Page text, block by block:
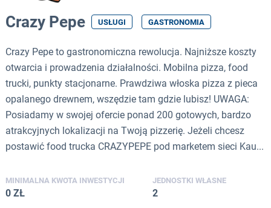
Crazy Pepe USŁUGI GASTRONOMIA
Crazy Pepe to gastronomiczna rewolucja. Najniższe koszty
otwarcia i prowadzenia działalności. Mobilna pizza, food
trucki, punkty stacjonarne. Prawdziwa włoska pizza z pieca
opalanego drewnem, wszędzie tam gdzie lubisz! UWAGA:
Posiadamy w swojej ofercie ponad 200 gotowych, bardzo
atrakcyjnych lokalizacji na Twoją pizzerię. Jeżeli chcesz
postawić food trucka CRAZYPEPE pod marketem sieci Kau...
MINIMALNA KWOTA INWESTYCJI
0 ZŁ
JEDNOSTKI WŁASNE
2